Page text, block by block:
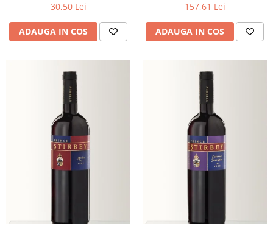
30,50 Lei
ADAUGA IN COS
157,61 Lei
ADAUGA IN COS